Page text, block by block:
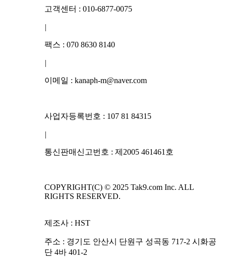
고객센터 : 010-6877-0075
|
팩스 : 070 8630 8140
|
이메일 : kanaph-m@naver.com
사업자등록번호 : 107 81 84315
|
통신판매신고번호 : 제2005 461461호
COPYRIGHT(C) © 2025 Tak9.com Inc. ALL
RIGHTS RESERVED.
제조사 : HST
주소 : 경기도 안산시 단원구 성곡동 717-2 시화공
단 4바 401-2